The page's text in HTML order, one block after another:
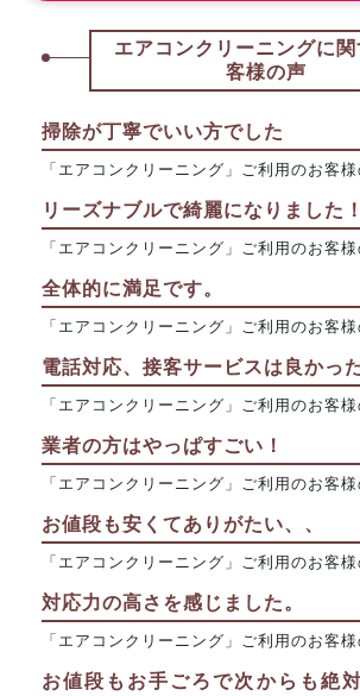
エアコンクリーニングに
客様の声
掃除が丁寧でいい方でした
「エアコンクリーニング」ご利用のお客
リーズナブルで綺麗になりました！
「エアコンクリーニング」ご利用のお客
全体的に満足です。
「エアコンクリーニング」ご利用のお客
電話対応、接客サービスは良かった
「エアコンクリーニング」ご利用のお客
業者の方はやっぱすごい！
「エアコンクリーニング」ご利用のお客
お値段も安くてありがたい、、
「エアコンクリーニング」ご利用のお客
対応力の高さを感じました。
「エアコンクリーニング」ご利用のお客
お値段もお手ごろで次からも絶